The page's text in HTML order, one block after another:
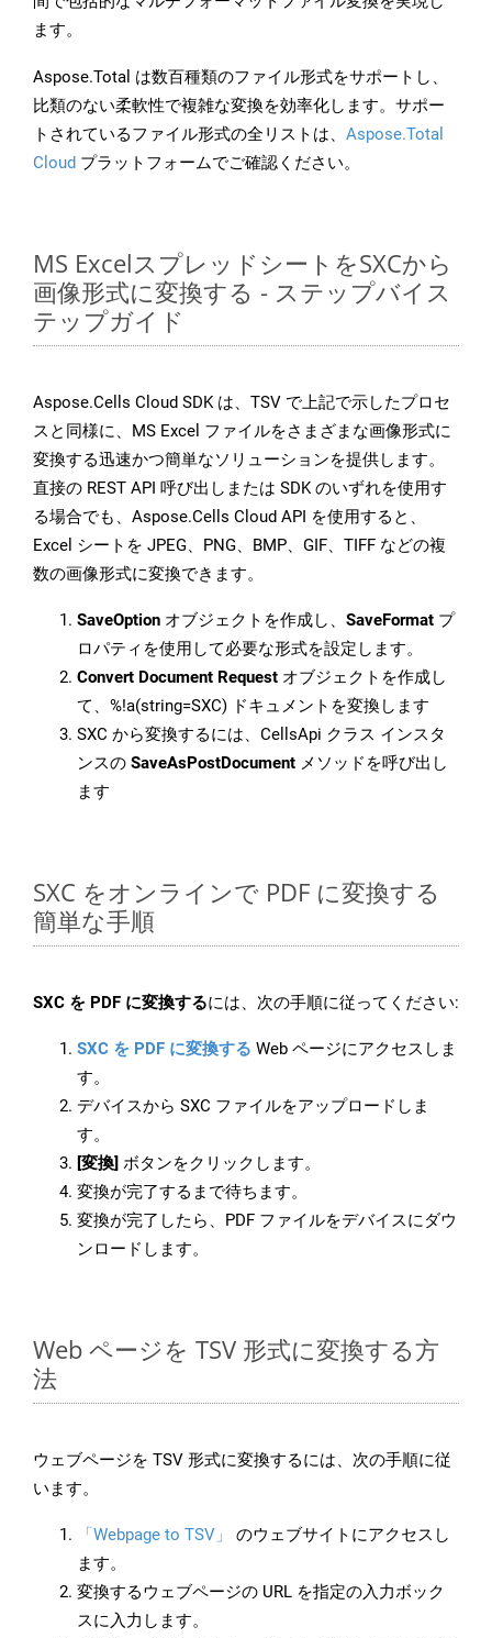
ます。
Aspose.Total は数百種類のファイル形式をサポートし、
比類のない柔軟性で複雑な変換を効率化します。サポー
トされているファイル形式の全リストは、 Aspose.Total
Cloud プラットフォームでご確認ください。
MS ExcelスプレッドシートをSXCから
画像形式に変換する - ステップバイス
テップガイド
Aspose.Cells Cloud SDK は、TSV で上記で示したプロセ
スと同様に、MS Excel ファイルをさまざまな画像形式に
変換する迅速かつ簡単なソリューションを提供します。
直接の REST API 呼び出しまたは SDK のいずれを使用す
る場合でも、Aspose.Cells Cloud API を使用すると、
Excel シートを JPEG、PNG、BMP、GIF、TIFF などの複
数の画像形式に変換できます。
SaveOption オブジェクトを作成し、 SaveFormat プ
ロパティを使用して必要な形式を設定します。
Convert Document Request オブジェクトを作成し
て、%!a(string=SXC) ドキュメントを変換します
SXC から変換するには、CellsApi クラス インスタ
ンスの SaveAsPostDocument メソッドを呼び出し
ます
SXC をオンラインで PDF に変換する
簡単な手順
SXC を PDF に変換するには、次の手順に従ってください:
SXC を PDF に変換する Web ページにアクセスしま
す。
デバイスから SXC ファイルをアップロードしま
す。
[変換] ボタンをクリックします。
変換が完了するまで待ちます。
変換が完了したら、PDF ファイルをデバイスにダウ
ンロードします。
Web ページを TSV 形式に変換する方
法
ウェブページを TSV 形式に変換するには、次の手順に従
います。
「Webpage to TSV」
のウェブサイトにアクセスし
ます。
変換するウェブページの URL を指定の入力ボック
スに入力します。